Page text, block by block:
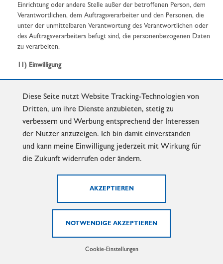
Einrichtung oder andere Stelle außer der betroffenen Person, dem
Verantwortlichen, dem Auftragsverarbeiter und den Personen, die
unter der unmittelbaren Verantwortung des Verantwortlichen oder
des Auftragsverarbeiters befugt sind, die personenbezogenen Daten
zu verarbeiten.
11) Einwilligung
bestimmten Fall in informierter Weise und unmissverständlich
sonstigen eindeutigen bestätigenden Handlung, mit der die betroffene
Person zu verstehen gibt, dass sie mit der Verarbeitung der sie
betreffenden personenbezogenen Daten einverstanden ist.
2. Name und Anschrift des für die Verarbeitung Verantwortlichen
Verantwortlicher im Sinne der Datenschutz-Grundverordnung,
sonstiger in den Mitgliedstaaten der Europäischen Union geltenden
datenschutzrechtlichem Charakter ist die:
Herausgeber: Marx GmbH & Co. KG
Diese Seite nutzt Website Tracking-Technologien von
Dritten, um ihre Dienste anzubieten, stetig zu
verbessern und Werbung entsprechend der Interessen
der Nutzer anzuzeigen. Ich bin damit einverstanden
und kann meine Einwilligung jederzeit mit Wirkung für
die Zukunft widerrufen oder ändern.
Cookie-Einstellungen